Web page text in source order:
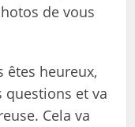
de vous
êtes heureux,
questions et va
Cela va